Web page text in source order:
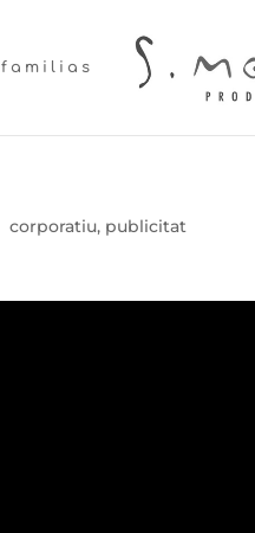
familias
corporatiu, publicitat